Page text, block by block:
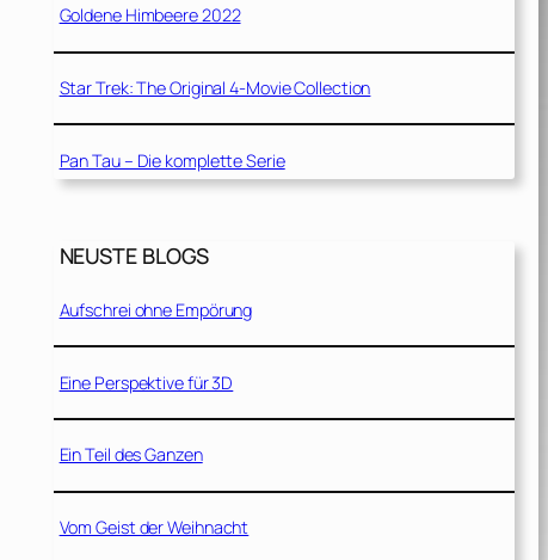
Goldene Himbeere 2022
Star Trek: The Original 4-Movie Collection
Pan Tau – Die komplette Serie
NEUSTE BLOGS
Aufschrei ohne Empörung
Eine Perspektive für 3D
Ein Teil des Ganzen
Vom Geist der Weihnacht